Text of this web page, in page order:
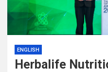
ENGLISH
Herbalife